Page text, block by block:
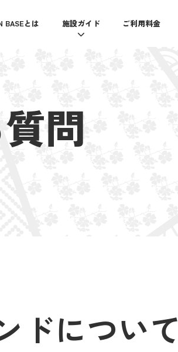
BASEとは 施設ガイド ご利用料金
問
ドについて